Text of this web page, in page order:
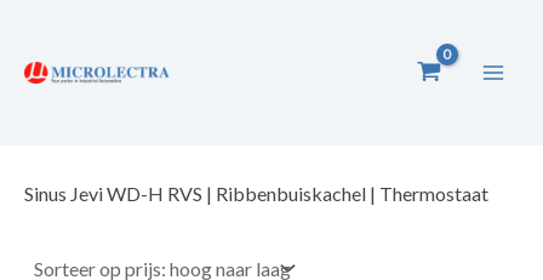
naar
Sinus Jevi WD-H RVS | Ribbenbuiskachel | Thermostaat